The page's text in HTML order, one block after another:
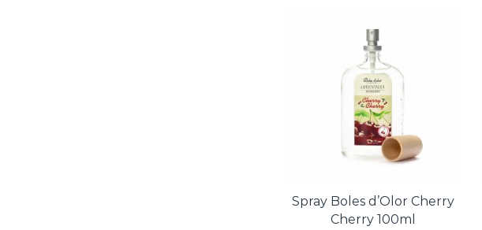
Spray Boles d’Olor Cherry
Cherry 100ml